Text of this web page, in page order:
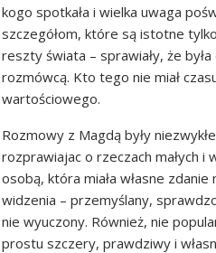
kogo spotkała i wielka uwaga
szczegółom, które są istotne
reszty świata – sprawiały, że
rozmówcą. Kto tego nie miał
wartościowego.
Rozmowy z Magdą były
rozprawiajac o rzeczach małych i
osobą, która miała własne
widzenia – przemyślany,
nie wyuczony. Również, nie
prostu szczery, prawdziwy i